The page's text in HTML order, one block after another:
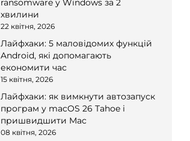
ransomware у Windows за 2
хвилини
22 квітня, 2026
Лайфхаки: 5 маловідомих функцій
Android, які допомагають
економити час
15 квітня, 2026
Лайфхаки: як вимкнути автозапуск
програм у macOS 26 Tahoe і
пришвидшити Mac
08 квітня, 2026